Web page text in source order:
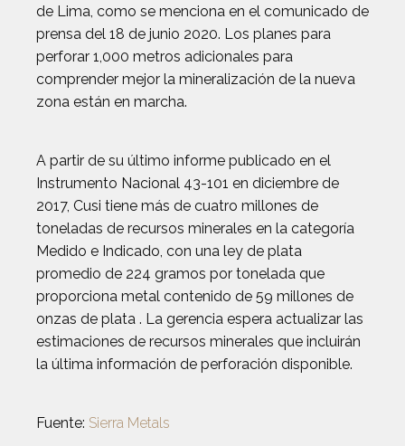
de Lima, como se menciona en el comunicado de
prensa del 18 de junio 2020. Los planes para
perforar 1,000 metros adicionales para
comprender mejor la mineralización de la nueva
zona están en marcha.
A partir de su último informe publicado en el
Instrumento Nacional 43-101 en diciembre de
2017, Cusi tiene más de cuatro millones de
toneladas de recursos minerales en la categoría
Medido e Indicado, con una ley de plata
promedio de 224 gramos por tonelada que
proporciona metal contenido de 59 millones de
onzas de plata . La gerencia espera actualizar las
estimaciones de recursos minerales que incluirán
la última información de perforación disponible.
Fuente: Sierra Metals